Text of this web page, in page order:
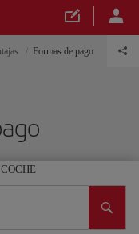
Formas de pago
COCHE